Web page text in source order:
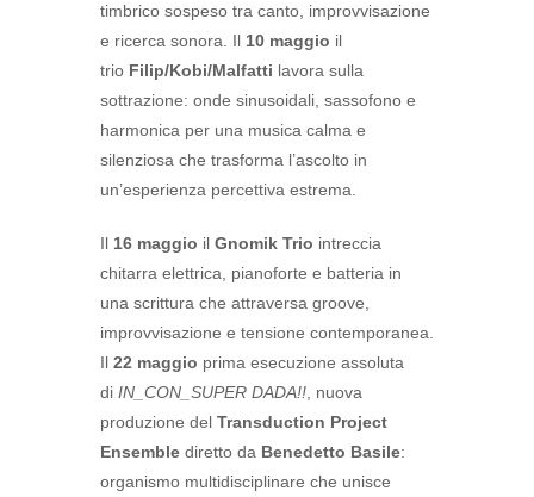
timbrico sospeso tra canto, improvvisazione
e ricerca sonora. Il 10 maggio il
trio Filip/Kobi/Malfatti lavora sulla
sottrazione: onde sinusoidali, sassofono e
harmonica per una musica calma e
silenziosa che trasforma l’ascolto in
un’esperienza percettiva estrema.
Il 16 maggio il Gnomik Trio intreccia
chitarra elettrica, pianoforte e batteria in
una scrittura che attraversa groove,
improvvisazione e tensione contemporanea.
Il 22 maggio prima esecuzione assoluta
di IN_CON_SUPER DADA!! , nuova
produzione del Transduction Project
Ensemble diretto da Benedetto Basile:
organismo multidisciplinare che unisce